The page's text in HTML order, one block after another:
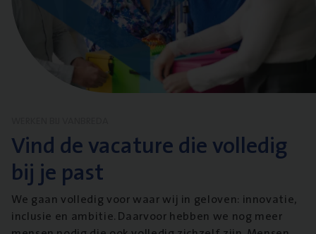
Vind de vacature die volledig
bij je past
We gaan volledig voor waar wij in geloven: innovatie,
inclusie en ambitie. Daarvoor hebben we nog meer